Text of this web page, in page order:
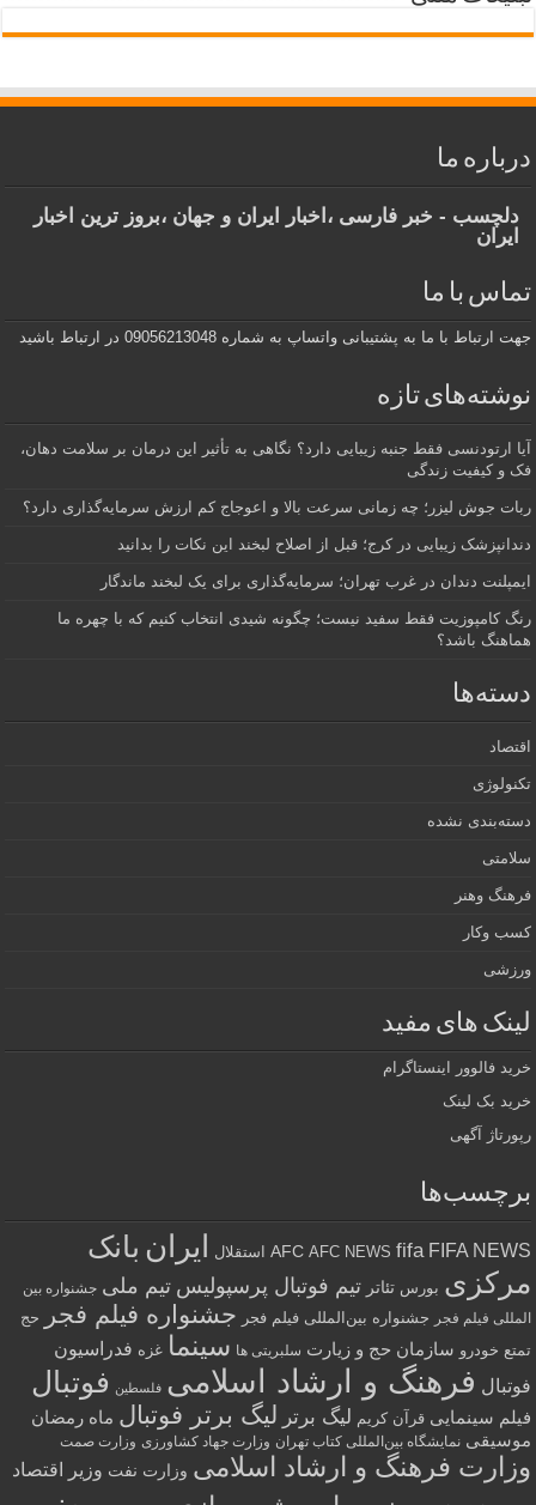
درباره ما
دلچسب - خبر فارسی ،اخبار ایران و جهان ،بروز ترین اخبار
ایران
تماس با ما
جهت ارتباط با ما به پشتیبانی واتساپ به شماره 09056213048 در ارتباط باشید
نوشته‌های تازه
آیا ارتودنسی فقط جنبه زیبایی دارد؟ نگاهی به تأثیر این درمان بر سلامت دهان،
فک و کیفیت زندگی
ربات جوش لیزر؛ چه زمانی سرعت بالا و اعوجاج کم ارزش سرمایه‌گذاری دارد؟
دندانپزشک زیبایی در کرج؛ قبل از اصلاح لبخند این نکات را بدانید
ایمپلنت دندان در غرب تهران؛ سرمایه‌گذاری برای یک لبخند ماندگار
رنگ کامپوزیت فقط سفید نیست؛ چگونه شیدی انتخاب کنیم که با چهره ما
هماهنگ باشد؟
دسته‌ها
اقتصاد
تکنولوژی
دسته‌بندی نشده
سلامتی
فرهنگ وهنر
کسب وکار
ورزشی
لینک های مفید
خرید فالوور اینستاگرام
خرید بک لینک
رپورتاژ آگهی
برچسب‌ها
AFC AFC NEWS fifa FIFA NEWS استقلال ایران بانک
مرکزی بورس تئاتر تیم فوتبال پرسپولیس تیم ملی جشنواره بین
المللی فیلم فجر جشنواره بین‌المللی فیلم فجر جشنواره فیلم فجر
حج
تمتع خودرو سازمان حج و زیارت سلبریتی ها سینما غزه فدراسیون
فوتبال فرهنگ و ارشاد اسلامی فلسطین فوتبال
فیلم سینمایی قرآن کریم لیگ برتر لیگ برتر فوتبال ماه رمضان
موسیقی نمایشگاه بین‌المللی کتاب تهران وزارت جهاد کشاورزی وزارت صمت
وزارت فرهنگ و ارشاد اسلامی وزارت نفت وزیر اقتصاد